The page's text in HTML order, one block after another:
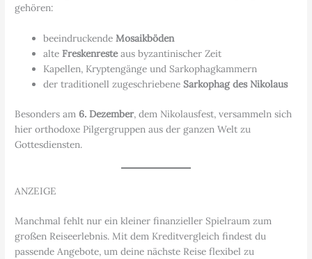
gehören:
beeindruckendeMosaikböden
alteFreskenresteaus byzantinischer Zeit
Kapellen, Kryptengänge und Sarkophagkammern
der traditionell zugeschriebene Sarkophag des Nikolaus
Besonders am6. Dezember, dem Nikolausfest, versammeln sich
hier orthodoxe Pilgergruppen aus der ganzen Welt zu
Gottesdiensten.
ANZEIGE
Manchmal fehlt nur ein kleiner finanzieller Spielraum zum
großen Reiseerlebnis. Mit dem Kreditvergleich findest du
passende Angebote, um deine nächste Reise flexibel zu